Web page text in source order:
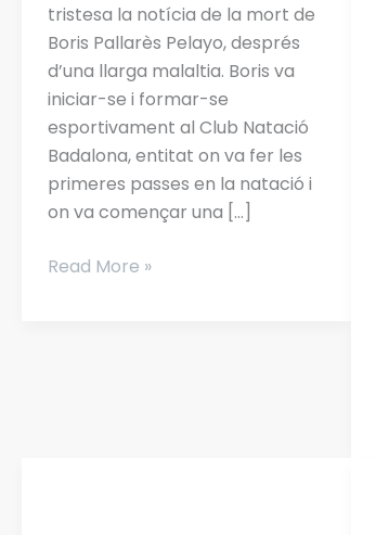
tristesa la notícia de la mort de
Boris Pallarès Pelayo, després
d’una llarga malaltia. Boris va
iniciar-se i formar-se
esportivament al Club Natació
Badalona, entitat on va fer les
primeres passes en la natació i
on va començar una […]
Read More »